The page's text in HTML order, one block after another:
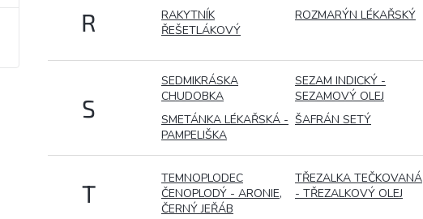
R
RAKYTNÍK
ŘEŠETLÁKOVÝ
ROZMARÝN LÉKAŘSKÝ
S
SEDMIKRÁSKA
CHUDOBKA
SEZAM INDICKÝ -
SEZAMOVÝ OLEJ
SMETÁNKA LÉKAŘSKÁ -
PAMPELIŠKA
ŠAFRÁN SETÝ
T
TEMNOPLODEC
ČENOPLODÝ - ARONIE,
ČERNÝ JEŘÁB
TŘEZALKA TEČKOVANÁ
- TŘEZALKOVÝ OLEJ